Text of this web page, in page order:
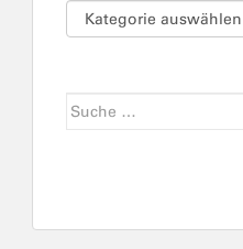
Kategorien
Suche